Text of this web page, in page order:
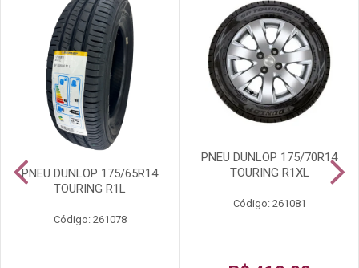
PNEU DUNLOP 175/65R14
TOURING R1L
Código: 261078
PNEU DUNLOP 175/70R14
TOURING R1XL
Código: 261081